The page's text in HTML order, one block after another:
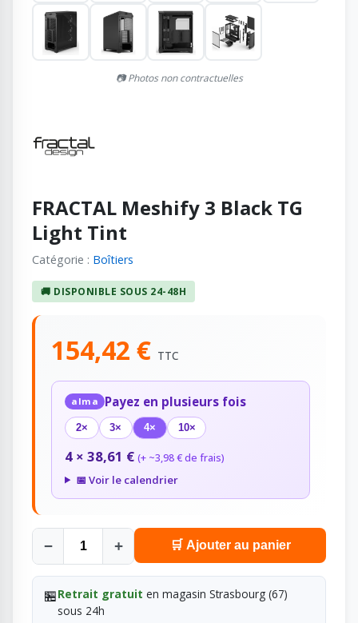
📷 Photos non contractuelles
FRACTAL Meshify 3 Black TG
Light Tint
Catégorie : Boîtiers
🚚 DISPONIBLE SOUS 24-48H
154,42 € TTC
alma Payez en plusieurs fois
2× 3× 4× 10×
4 × 38,61 € (+ ~3,98 € de frais)
📅 Voir le calendrier
− + 🛒 Ajouter au panier
🏪Retrait gratuit en magasin Strasbourg (67)
sous 24h